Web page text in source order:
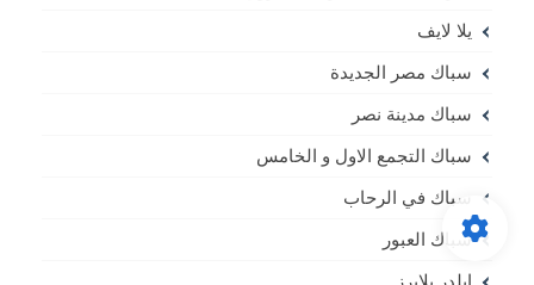
يلا لايف
سباك مصر الجديدة
سباك مدينة نصر
سباك التجمع الاول و الخامس
سباك في الرحاب
سباك العبور